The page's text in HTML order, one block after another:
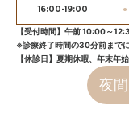
16:00-19:00 ●
【受付時間】午前 10:00～
※診療終了時間の30分前まで
【休診日】夏期休暇、年末年
夜